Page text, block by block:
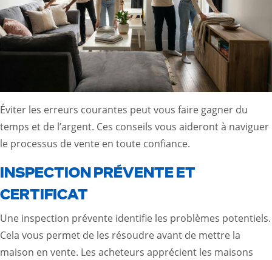
Éviter les erreurs courantes peut vous faire gagner du
temps et de l’argent. Ces conseils vous aideront à naviguer
le processus de vente en toute confiance.
INSPECTION PRÉVENTE ET
CERTIFICAT
Une inspection prévente identifie les problèmes potentiels.
Cela vous permet de les résoudre avant de mettre la
maison en vente. Les acheteurs apprécient les maisons